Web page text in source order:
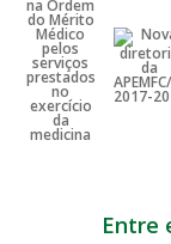
Entre